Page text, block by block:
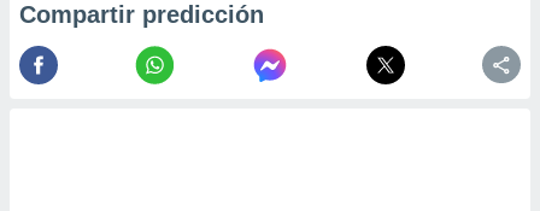
Compartir predicción